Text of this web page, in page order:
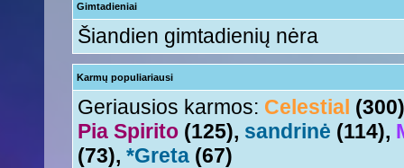
Gimtadieniai
Šiandien gimtadienių nėra
Karmų populiariausi
Geriausios karmos: Celestial
Pia Spirito (125), sandrinė (114),
(73), *Greta (67)